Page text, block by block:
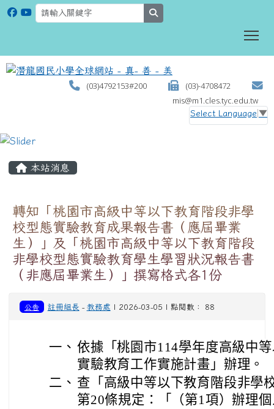
(03)4792153#200
(03)-4708472
mis@m1.cles.tyc.edu.tw
Select Language ▼
本站消息
轉知「桃園市高級中等以下教育階段非學
校型態實驗教育成果報告書（應屆畢業
生）」及「桃園市高級中等以下教育階段
非學校型態實驗教育學生學習狀況報告書
（非應屆畢業生）」撰寫格式各1份
公告 註冊組長 - 教務處 | 2026-03-05 | 點閱數： 88
一、 依據「桃園市114學年度高級中
實驗教育工作實施計畫」辦理。
二、 查「高級中等以下教育階段非學
第20條規定：「（第1項）辦理